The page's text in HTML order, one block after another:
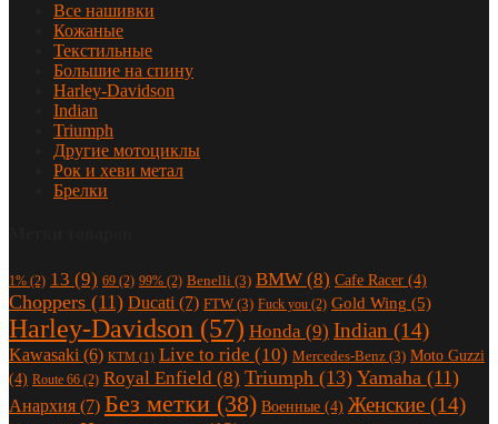
Все нашивки
Кожаные
Текстильные
Большие на спину
Harley-Davidson
Indian
Triumph
Другие мотоциклы
Рок и хеви метал
Брелки
1% (2) 13 (9) 69 (2) 99% (2) Benelli (3) BMW (8) Cafe Racer (4)
Choppers (11) Ducati (7) FTW (3) Fuck you (2) Gold Wing (5)
Harley-Davidson (57) Honda (9) Indian (14)
Kawasaki (6) KTM (1) Live to ride (10) Mercedes-Benz (3) Moto Guzzi
(4) Route 66 (2) Royal Enfield (8) Triumph (13) Yamaha (11)
Анархия (7) Без метки (38) Военные (4) Женские (14)